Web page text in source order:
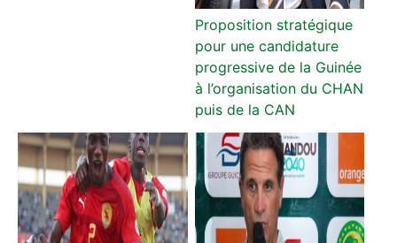
Proposition stratégique
pour une candidature
progressive de la Guinée
à l’organisation du CHAN
puis de la CAN